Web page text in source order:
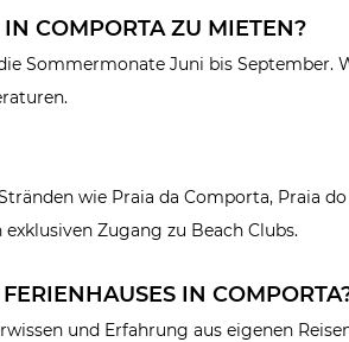
COMPORTA ZU MIETEN?
Sommermonate Juni bis September.
wie Praia da Comporta, Praia
Zugang zu Beach Clubs.
IN
und Erfahrung aus eigenen